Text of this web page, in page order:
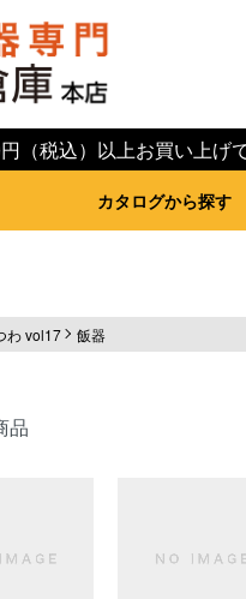
（税込）以上お買い上げ
カタログから探す
わ vol17 飯器
品